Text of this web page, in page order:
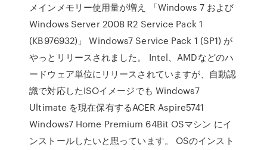
メインメモリー使用量が増え 「Windows 7 および
Windows Server 2008 R2 Service Pack 1
(KB976932)」 Windows7 Service Pack 1 (SP1) が
やっとリリースされました。 Intel、AMDなどのハ
ードウェア単位にリリースされていますが、自動認
識で対応したISOイメージでも Windows7
Ultimate を現在保有するACER Aspire5741
Windows7 Home Premium 64Bit OSマシン にイ
ンストールしたいと思っています。 OSのインスト